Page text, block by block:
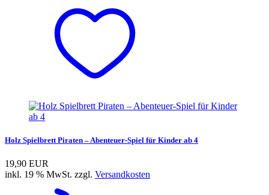
Holz Spielbrett Piraten – Abenteuer-Spiel für Kinder ab 4
19,90 EUR
inkl. 19 % MwSt. zzgl. Versandkosten